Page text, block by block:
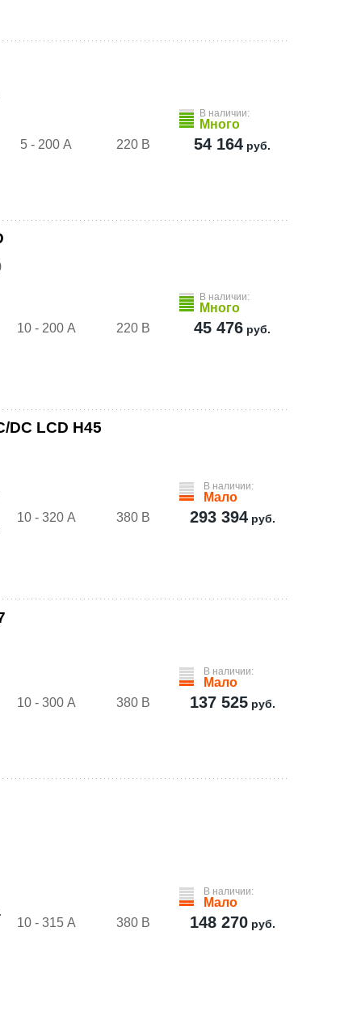
5 - 200 А 220 В
В наличии:
Много
54 164 руб.
10 - 200 А 220 В
В наличии:
Много
45 476 руб.
DC LCD H45
10 - 320 А 380 В
В наличии:
Мало
293 394руб.
10 - 300 А 380 В
В наличии:
Мало
137 525руб.
10 - 315 А 380 В
В наличии:
Мало
148 270руб.